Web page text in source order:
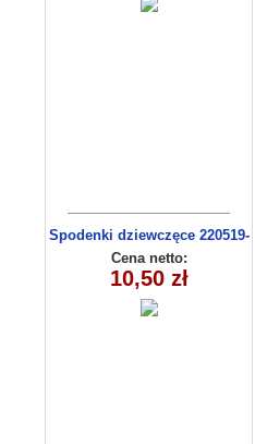
Spodenki dziewczęce 220519-
3 (9-12)
Cena netto:
10,50 zł